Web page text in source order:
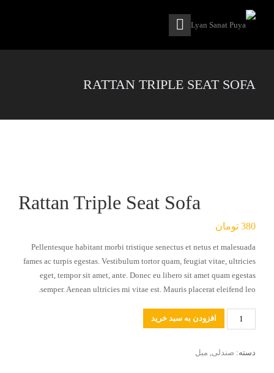
RATTAN TRIPLE SEAT SOFA
Rattan Triple Seat Sofa
380 تومان
Pellentesque habitant morbi tristique senectus et netus et malesuada
fames ac turpis egestas. Vestibulum tortor quam, feugiat vitae, ultricies
eget, tempor sit amet, ante. Donec eu libero sit amet quam egestas
semper. Aenean ultricies mi vitae est. Mauris placerat eleifend leo.
تعداد افزودن به سبد خرید
دسته: صندلی, مبل